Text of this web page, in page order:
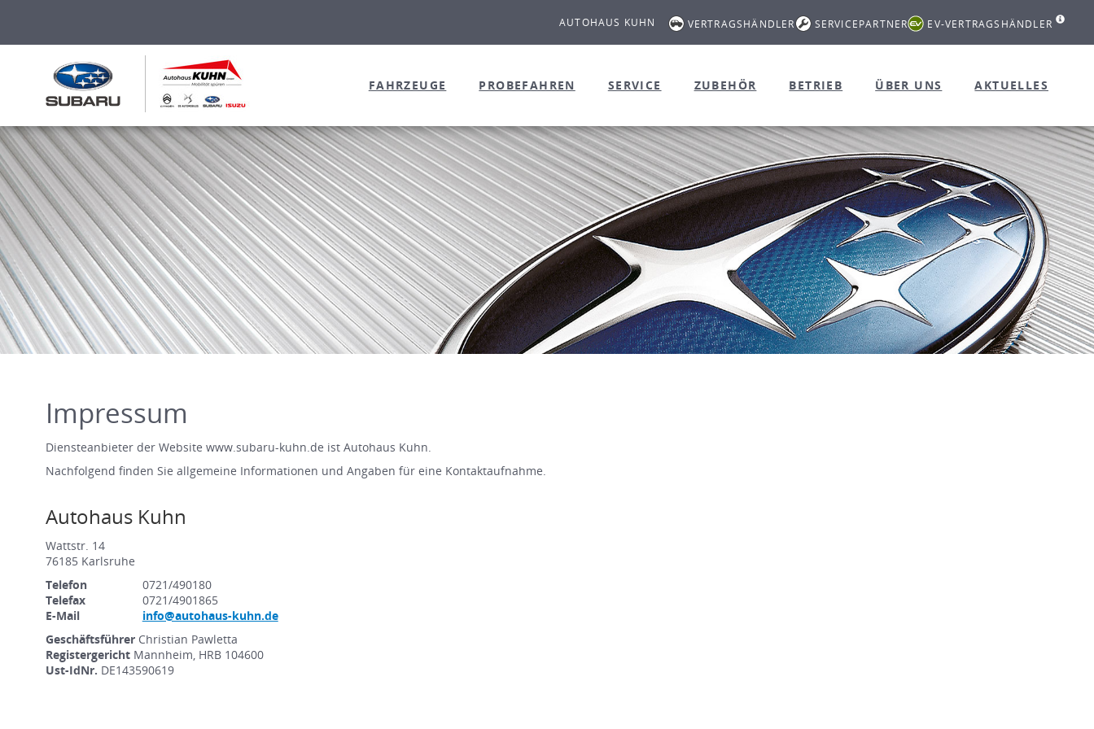
AUTOHAUS KUHN VERTRAGSHÄNDLER SERVICEPARTNER EV-VERTRAGSHÄNDLER
FAHRZEUGE PROBEFAHREN SERVICE ZUBEHÖR BETRIEB ÜBER UNS AKTUELLES
Impressum
Diensteanbieter der Website www.subaru-kuhn.de ist Autohaus Kuhn.
Nachfolgend finden Sie allgemeine Informationen und Angaben für eine Kontaktaufnahme.
Autohaus Kuhn
Wattstr. 14
76185 Karlsruhe
Telefon
0721/490180
Telefax
0721/4901865
E-Mail
info@autohaus-kuhn.de
Geschäftsführer Christian Pawletta
Registergericht Mannheim, HRB 104600
Ust-IdNr. DE143590619